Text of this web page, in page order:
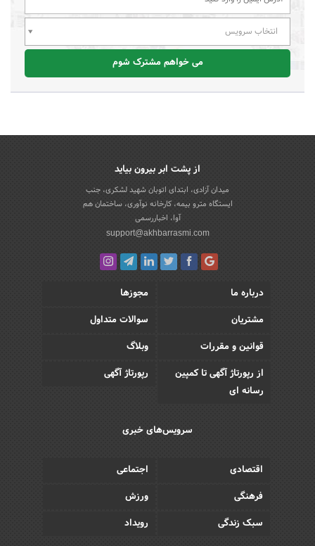
انتخاب سرویس
می خواهم مشترک شوم
از پشت ابر بیرون بیاید
میدان آزادی، ابتدای اتوبان شهید لشکری، جنب
ایستگاه مترو بیمه، کارخانه نوآوری، ساختمان هم
آوا، اخباررسمی
support@akhbarrasmi.com
درباره ما
مجوزها
مشتریان
سوالات متداول
قوانین و مقررات
وبلاگ
از رپورتاژ آگهی تا کمپین
رسانه ای
رپورتاژ آگهی
سرویس‌های خبری
اقتصادی
اجتماعی
فرهنگی
ورزش
سبک زندگی
رویداد